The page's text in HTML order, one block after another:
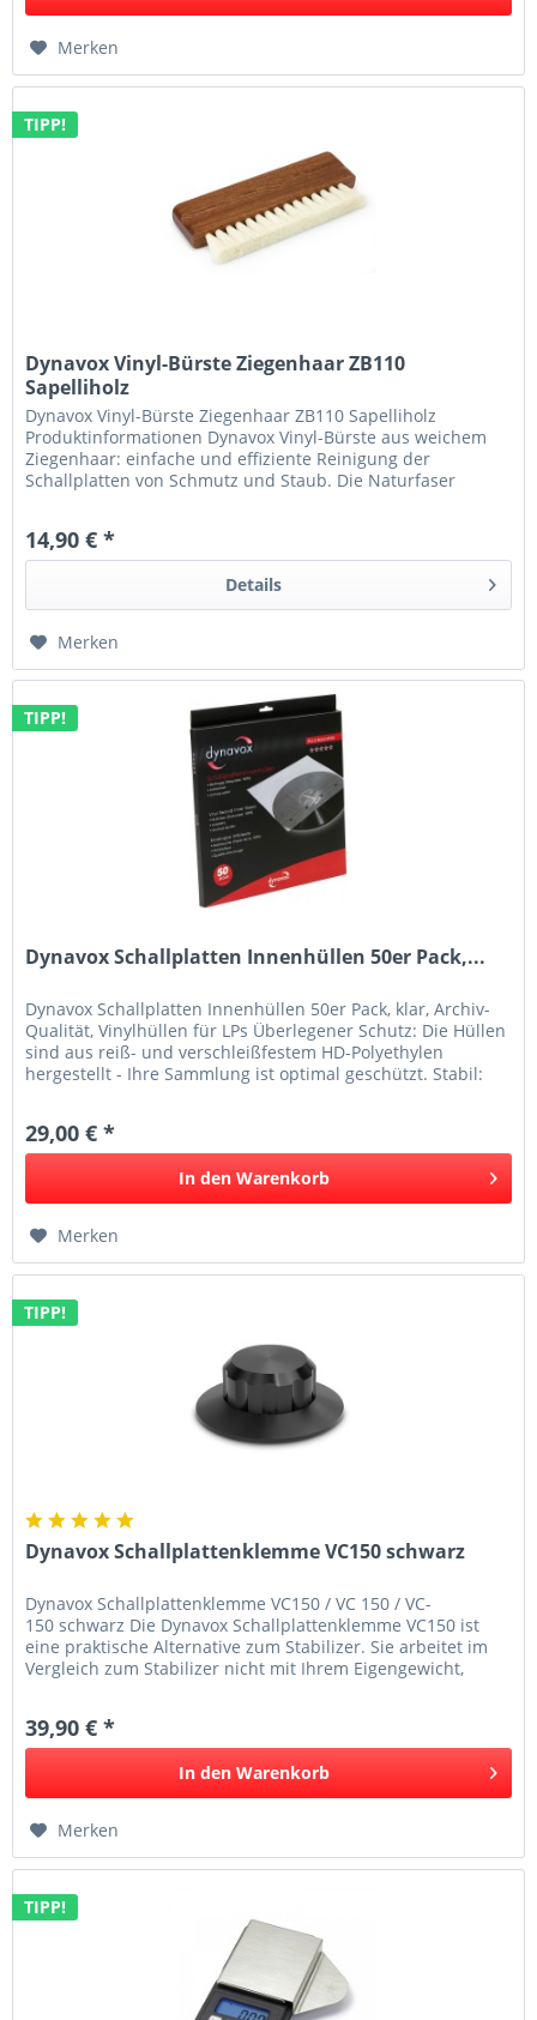
Merken
TIPP!
Dynavox Vinyl-Bürste Ziegenhaar ZB110
Sapelliholz
Dynavox Vinyl-Bürste Ziegenhaar ZB110 Sapelliholz
Produktinformationen Dynavox Vinyl-Bürste aus weichem
Ziegenhaar: einfache und effiziente Reinigung der
Schallplatten von Schmutz und Staub. Die Naturfaser
14,90 € *
Details
Merken
TIPP!
Dynavox Schallplatten Innenhüllen 50er Pack,...
Dynavox Schallplatten Innenhüllen 50er Pack, klar, Archiv-
Qualität, Vinylhüllen für LPs Überlegener Schutz: Die Hüllen
sind aus reiß- und verschleißfestem HD-Polyethylen
hergestellt - Ihre Sammlung ist optimal geschützt. Stabil:
29,00 € *
In den Warenkorb
Merken
TIPP!
Dynavox Schallplattenklemme VC150 schwarz
Dynavox Schallplattenklemme VC150 / VC 150 / VC-
150 schwarz Die Dynavox Schallplattenklemme VC150 ist
eine praktische Alternative zum Stabilizer. Sie arbeitet im
Vergleich zum Stabilizer nicht mit Ihrem Eigengewicht,
39,90 € *
In den Warenkorb
Merken
TIPP!